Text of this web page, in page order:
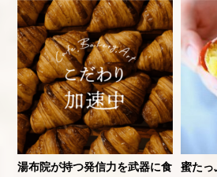
湯布院が持つ発信力を武器に食
蜜たっ